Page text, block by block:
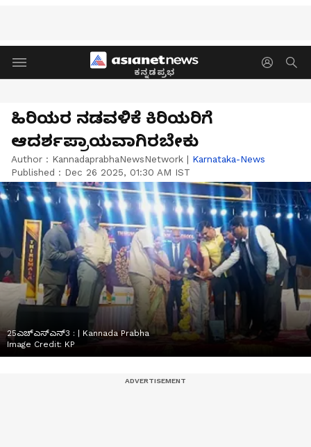
ಕನ್ನಡಪ್ರಭ
ಹಿರಿಯರ ನಡವಳಿಕೆ ಕಿರಿಯರಿಗೆ
ಆದರ್ಶಪ್ರಾಯವಾಗಿರಬೇಕು
Author : KannadaprabhaNewsNetwork | Karnataka-News
Published : Dec 26 2025, 01:30 AM IST
25ಎಚ್ಎಸ್ಎನ್3 : | Kannada Prabha
Image Credit: KP